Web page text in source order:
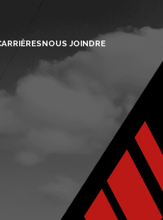
NOUS JOINDRE